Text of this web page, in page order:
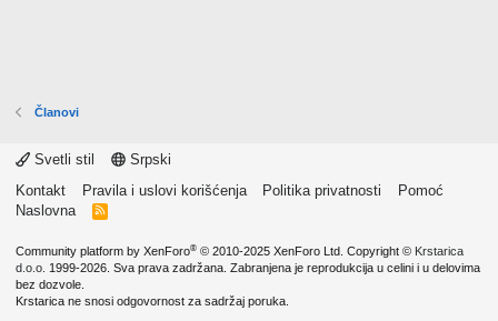
Članovi
Svetli stil
Srpski
Kontakt
Pravila i uslovi korišćenja Politika privatnosti
Pomoć
Naslovna
R
Community platform by XenForo® © 2010-2025 XenForo Ltd. Copyright © Krstarica
d.o.o. 1999-2026. Sva prava zadržana. Zabranjena je reprodukcija u celini i u delovima
bez dozvole.
Krstarica ne snosi odgovornost za sadržaj poruka.